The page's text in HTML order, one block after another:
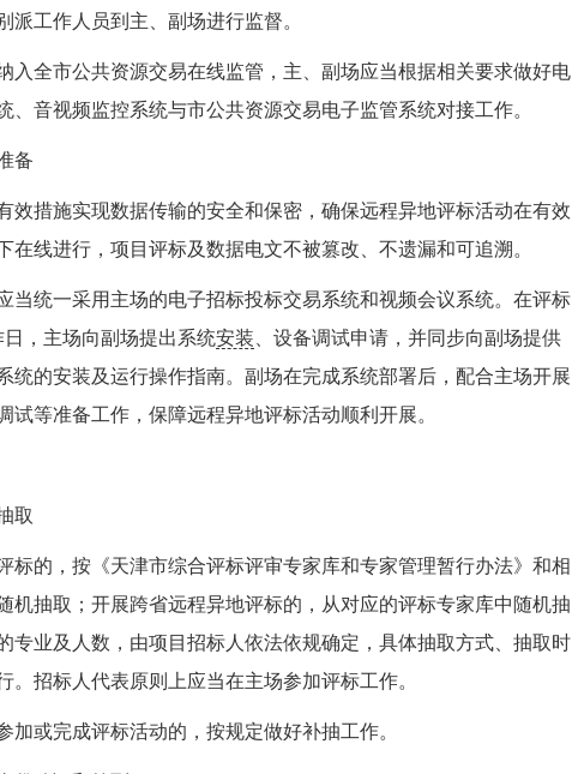
派工作人员到主、副场进行监督。
入全市公共资源交易在线监管，主、副场应当根据相关要求做好电
、音视频监控系统与市公共资源交易电子监管系统对接工作。
备
效措施实现数据传输的安全和保密，确保远程异地评标活动在有效
在线进行，项目评标及数据电文不被篡改、不遗漏和可追溯。
当统一采用主场的电子招标投标交易系统和视频会议系统。在评标
，主场向副场提出系统安装 、设备调试申请，并同步向副场提供
统的安装及运行操作指南。副场在完成系统部署后，配合主场开展
试等准备工作，保障远程异地评标活动顺利开展。
取
标的，按《天津市综合评标评审专家库和专家管理暂行办法》和相
机抽取；开展跨省远程异地评标的，从对应的评标专家库中随机抽
专业及人数，由项目招标人依法依规确定，具体抽取方式、抽取时
。招标人代表原则上应当在主场参加评标工作。
加或完成评标活动的，按规定做好补抽工作。